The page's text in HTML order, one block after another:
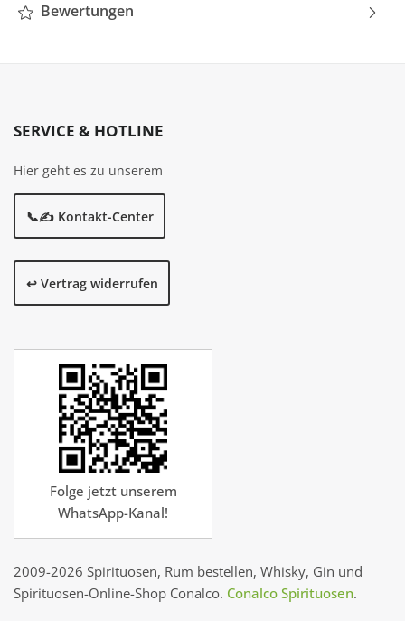
Bewertungen
SERVICE & HOTLINE
Hier geht es zu unserem
📞✍️ Kontakt-Center
↩️ Vertrag widerrufen
Folge jetzt unserem
WhatsApp-Kanal!
2009-2026 Spirituosen, Rum bestellen, Whisky, Gin und
Spirituosen-Online-Shop Conalco. Conalco Spirituosen.